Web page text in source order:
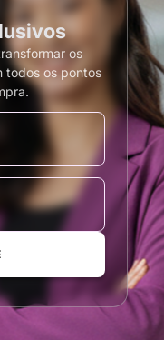
os
todos os pontos